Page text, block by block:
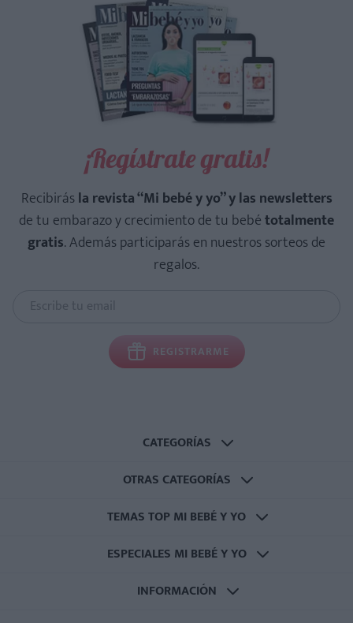
¡Regístrate gratis!
Recibirásla revista “Mi bebé y yo” y las newsletters
de tu embarazo y crecimiento de tu bebétotalmente
gratis. Además participarás en nuestros sorteos de
regalos.
REGISTRARME
CATEGORÍAS
OTRAS CATEGORÍAS
TEMAS TOP MI BEBÉ Y YO
ESPECIALES MI BEBÉ Y YO
INFORMACIÓN